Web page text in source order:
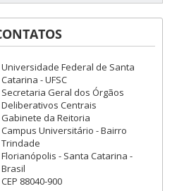
Universidade Federal de Santa
Catarina - UFSC
Secretaria Geral dos Órgãos
Deliberativos Centrais
Gabinete da Reitoria
Campus Universitário - Bairro
Trindade
Florianópolis - Santa Catarina -
Brasil
CEP 88040-900